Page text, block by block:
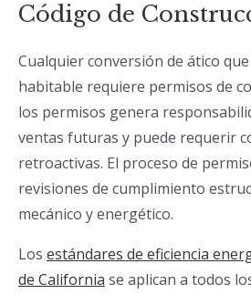
Código de
Cualquier conversión de ático
habitable requiere permisos de
los permisos genera
ventas futuras y puede requerir
retroactivas. El proceso de
revisiones de cumplimiento
mecánico y energético.
Los estándares de eficiencia
de California se aplican a todos